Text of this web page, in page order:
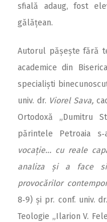
sfială adaug, fost
gălățean.
Autorul pășește fără
academice din
specialiști
univ. dr. Viorel Sava,
Ortodoxă „Dumitru
părintele Petroaia
vocație… cu reale
analiza și a face
provocărilor
8‑9) și pr. conf. univ. dr.
Teologie „Ilarion V.